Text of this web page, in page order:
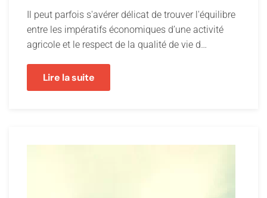
Il peut parfois s'avérer délicat de trouver l'équilibre
entre les impératifs économiques d’une activité
agricole et le respect de la qualité de vie d…
Lire la suite